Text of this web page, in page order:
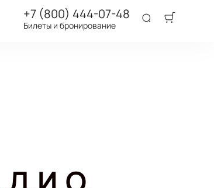
+7 (800) 444-07-48
Билеты и бронирование